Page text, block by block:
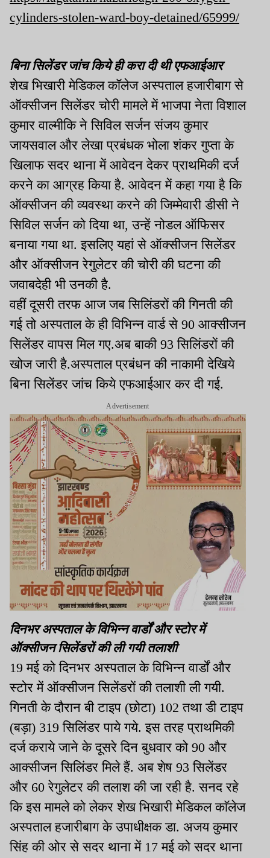
cylinders-stolen-ward-boy-detained/65999/
बिना सिलेंडर जांच किये ही करा दी थी एफआईआर
शेख भिखारी मेडिकल कॉलेज अस्पताल हजारीबाग से
ऑक्सीजन सिलेंडर चोरी मामले में भाजपा नेता विशाल
कुमार वाल्मीकि ने सिविल सर्जन संजय कुमार
जायसवाल और लेखा प्रबंधक भोला शंकर गुप्ता के
खिलाफ सदर थाना में आवेदन देकर प्राथमिकी दर्ज
करने का आग्रह किया है. आवेदन में कहा गया है कि
ऑक्सीजन की व्यवस्था करने की जिम्मेवारी डीसी ने
सिविल सर्जन को दिया था, उन्हें नोडल ऑफिसर
बनाया गया था. इसलिए यहां से ऑक्सीजन सिलेंडर
और ऑक्सीजन रेगुलेटर की चोरी की घटना की
जवाबदेही भी उनकी है.
वहीं दूसरी तरफ आज जब सिलिंडरों की गिनती की
गई तो अस्पताल के ही विभिन्न वार्ड से 90 आक्सीजन
सिलेंडर वापस मिल गए.अब बाकी 93 सिलिंडरों की
खोज जारी है.अस्पताल प्रबंधन की नाकामी देखिये
बिना सिलेंडर जांच किये एफआईआर कर दी गई.
Advertisement
दिनभर अस्पताल के विभिन्न वार्डों और स्टोर में
ऑक्सीजन सिलेंडरों की ली गयी तलाशी
19 मई को दिनभर अस्पताल के विभिन्न वार्डों और
स्टोर में ऑक्सीजन सिलेंडरों की तलाशी ली गयी.
गिनती के दौरान बी टाइप (छोटा) 102 तथा डी टाइप
(बड़ा) 319 सिलिंडर पाये गये. इस तरह प्राथमिकी
दर्ज कराये जाने के दूसरे दिन बुधवार को 90 और
आक्सीजन सिलिंडर मिले हैं. अब शेष 93 सिलेंडर
और 60 रेगुलेटर की तलाश की जा रही है. सनद रहे
कि इस मामले को लेकर शेख भिखारी मेडिकल काॅलेज
अस्पताल हजारीबाग के उपाधीक्षक डा. अजय कुमार
सिंह की ओर से सदर थाना में 17 मई को सदर थाना